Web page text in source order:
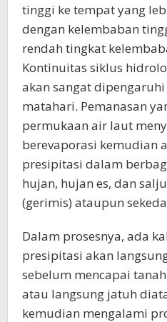
tinggi ke tempat yang
dengan kelembaban
rendah tingkat
Kontinuitas siklus
akan sangat
matahari. Pemanasan
permukaan air laut
berevaporasi kemudian
presipitasi dalam
hujan, hujan es, dan
(gerimis) ataupun
Dalam prosesnya, ada
presipitasi akan
sebelum mencapai
atau langsung jatuh
kemudian mengalami